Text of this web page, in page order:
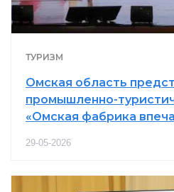
ТУРИЗМ
Омская область
промышленно-
«Омская фабрика
29-05-2026